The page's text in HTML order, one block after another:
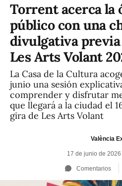
Torrent acerca la
público con una
divulgativa previa
Les Arts Volant
La Casa de la Cultura
junio una sesión
comprender y disfrutar
que llegará a la ciudad el
gira de Les Arts Volant
València
17 de junio de
Comentarios